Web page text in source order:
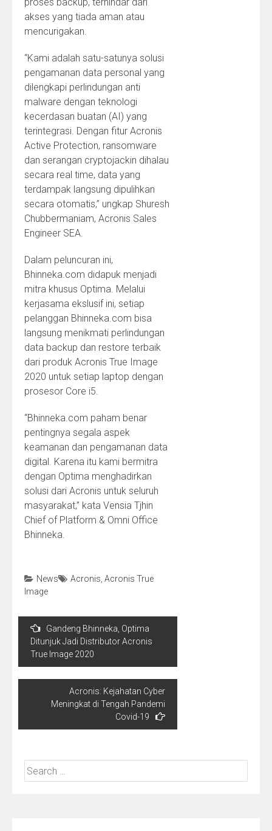
akses yang tiada aman atau
mencurigakan.
“Kami adalah satu-satunya solusi
pengamanan data personal yang
dilengkapi perlindungan anti
malware dengan teknologi
kecerdasan buatan (AI) yang
terintegrasi. Dengan fitur Acronis
Active Protection, ransomware
dan serangan cryptojackin dihalau
secara real time, data yang
terdampak langsung dipulihkan
secara otomatis,” ungkap Shuresh
Chubbermaniam, Acronis Sales
Engineer SEA.
Dalam peluncuran ini,
Bhinneka.com didapuk menjadi
mitra khusus Optima. Melalui
kerjasama ekslusif ini, setiap
pelanggan Bhinneka.com bisa
langsung menikmati perlindungan
data backup dan restore terbaik
dari produk Acronis True Image
2020 untuk setiap laptop dengan
prosesor Core i5.
“Bhinneka.com paham benar
pentingnya segala aspek
keamanan dan pengamanan data
digital. Karena itu kami bermitra
dengan Optima menghadirkan
solusi dari Acronis untuk seluruh
masyarakat,” kata Vensia Tjhin
Chief of Platform & Omni Office
Bhinneka.
News Acronis Acronis True
Image
Post
navigation
Gandeng Bhinneka, Optima
Ditunjuk Jadi Distributor Acronis
True Image 2020
Acronis: Kejahatan Cyber
Meningkat di Tengah Pandemi
Covid-19
Search
for: